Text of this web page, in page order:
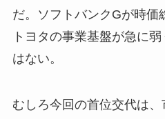
だ。ソフトバンクGが時価
トヨタの事業基盤が急に
はない。
むしろ今回の首位交代は